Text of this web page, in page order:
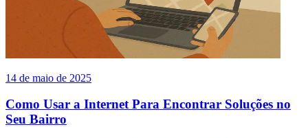
14 de maio de 2025
Como Usar a Internet Para Encontrar Soluções no
Seu Bairro